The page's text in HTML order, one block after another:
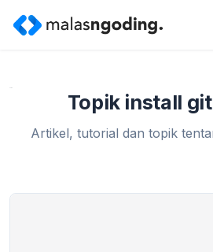
Topik install
Artikel, tutorial dan topik